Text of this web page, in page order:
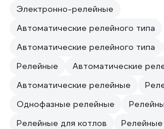
Электронно-релейные
Автоматические релейного типа
Автоматические релейного типа
Релейные
Автоматические
Автоматические релейные
Однофазные релейные
Релейные для котлов